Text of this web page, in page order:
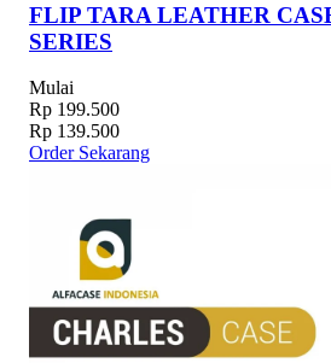
FLIP TARA LEATHER
SERIES
Mulai
Rp 199.500
Rp 139.500
Order Sekarang